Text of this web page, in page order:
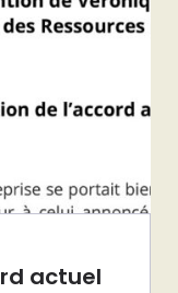
actuel